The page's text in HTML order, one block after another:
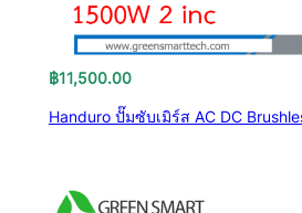
฿11,500.00
Handuro ปั๊มซับเมิร์ส AC DC